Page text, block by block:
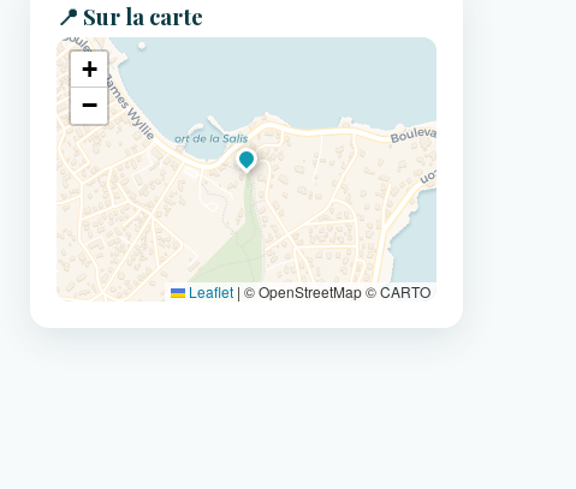
📍 Sur la carte
+
−
Leaflet | © OpenStreetMap © CARTO